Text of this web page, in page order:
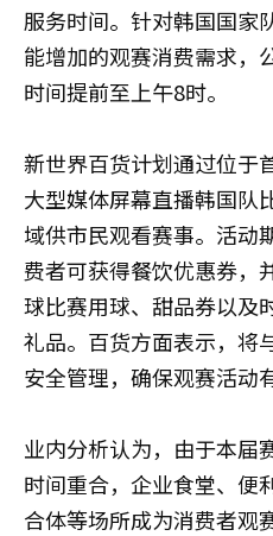
服务时间。针对韩国国家
能增加的观赛消费需求，
时间提前至上午8时。
新世界百货计划通过位于
大型媒体屏幕直播韩国队
域供市民观看赛事。活动
费者可获得餐饮优惠券，
球比赛用球、甜品券以及
礼品。百货方面表示，将
安全管理，确保观赛活动
业内分析认为，由于本届
时间重合，企业食堂、便
合体等场所成为消费者观